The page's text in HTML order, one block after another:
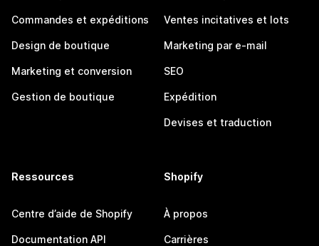
Commandes et expéditions
Design de boutique
Marketing et conversion
Gestion de boutique
Ventes incitatives et lots
Marketing par e-mail
SEO
Expédition
Devises et traduction
Ressources
Centre d’aide de Shopify
Documentation API
Shopify
À propos
Carrières